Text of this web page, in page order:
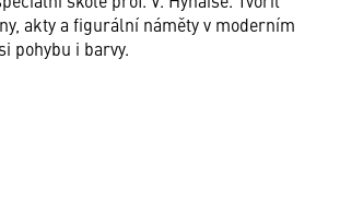
akty a figurální náměty v moderním
pohybu i barvy.